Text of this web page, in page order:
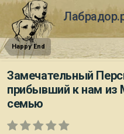
Happy End
Замечательный
прибывший к нам из
семью